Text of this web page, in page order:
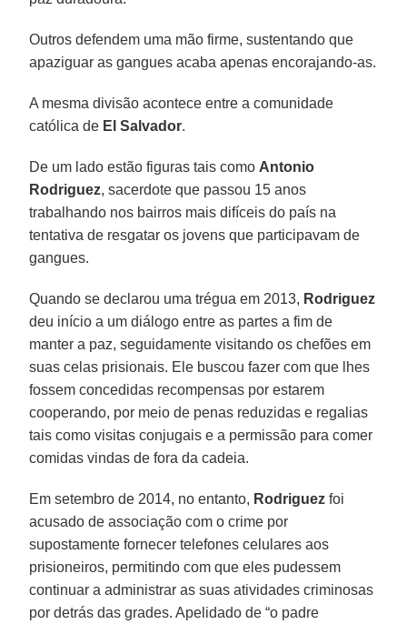
Outros defendem uma mão firme, sustentando que
apaziguar as gangues acaba apenas encorajando-as.
A mesma divisão acontece entre a comunidade
católica de El Salvador.
De um lado estão figuras tais como Antonio
Rodriguez, sacerdote que passou 15 anos
trabalhando nos bairros mais difíceis do país na
tentativa de resgatar os jovens que participavam de
gangues.
Quando se declarou uma trégua em 2013, Rodriguez
deu início a um diálogo entre as partes a fim de
manter a paz, seguidamente visitando os chefões em
suas celas prisionais. Ele buscou fazer com que lhes
fossem concedidas recompensas por estarem
cooperando, por meio de penas reduzidas e regalias
tais como visitas conjugais e a permissão para comer
comidas vindas de fora da cadeia.
Em setembro de 2014, no entanto, Rodriguez foi
acusado de associação com o crime por
supostamente fornecer telefones celulares aos
prisioneiros, permitindo com que eles pudessem
continuar a administrar as suas atividades criminosas
por detrás das grades. Apelidado de “o padre